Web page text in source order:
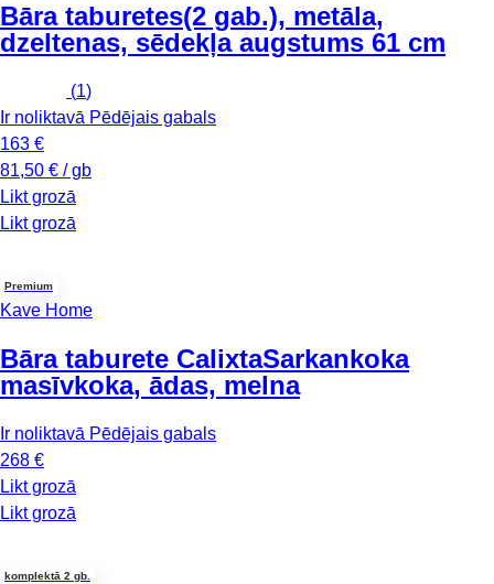
Bāra taburetes(2 gab.), metāla,
dzeltenas, sēdekļa augstums 61 cm
(1)
Ir noliktavā Pēdējais gabals
163 €
81,50 € / gb
Likt grozā
Likt grozā
Premium
Kave Home
Bāra taburete CalixtaSarkankoka
masīvkoka, ādas, melna
Ir noliktavā Pēdējais gabals
268 €
Likt grozā
Likt grozā
komplektā 2 gb.